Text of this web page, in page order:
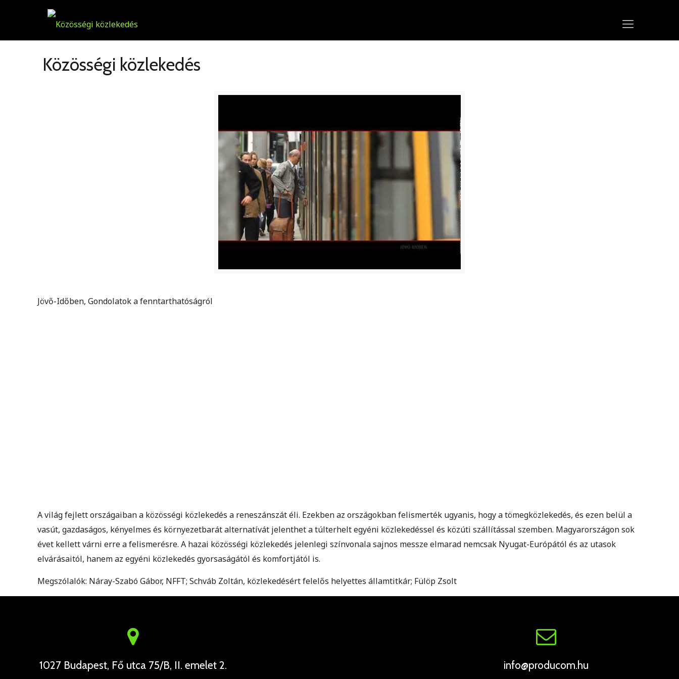
Közösségi közlekedés
Jövő-Időben, Gondolatok a fenntarthatóságról
A világ fejlett országaiban a közösségi közlekedés a reneszánszát éli. Ezekben az országokban felismerték ugyanis, hogy a tömegközlekedés, és ezen belül a
vasút, gazdaságos, kényelmes és környezetbarát alternatívát jelenthet a túlterhelt egyéni közlekedéssel és közúti szállítással szemben. Magyarországon sok
évet kellett várni erre a felismerésre. A hazai közösségi közlekedés jelenlegi színvonala sajnos messze elmarad nemcsak Nyugat-Európától és az utasok
elvárásaitól, hanem az egyéni közlekedés gyorsaságától és komfortjától is.
Megszólalók: Náray-Szabó Gábor, NFFT; Schváb Zoltán, közlekedésért felelős helyettes államtitkár; Fülöp Zsolt
1027 Budapest, Fő utca 75/B, II. emelet 2. info@producom.hu